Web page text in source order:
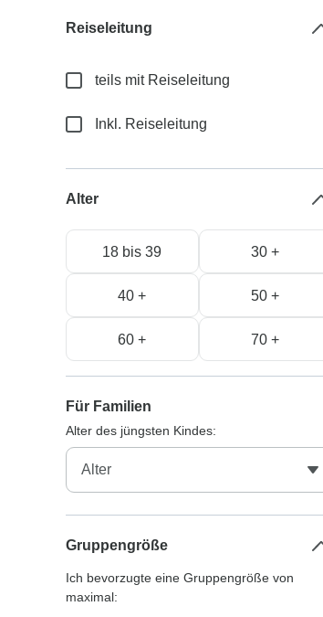
Reiseleitung
teils mit Reiseleitung
Inkl. Reiseleitung
Alter
18 bis 39 30 +
40 + 50 +
60 + 70 +
Für Familien
Alter des jüngsten Kindes:
Gruppengröße
Ich bevorzugte eine Gruppengröße von
maximal: